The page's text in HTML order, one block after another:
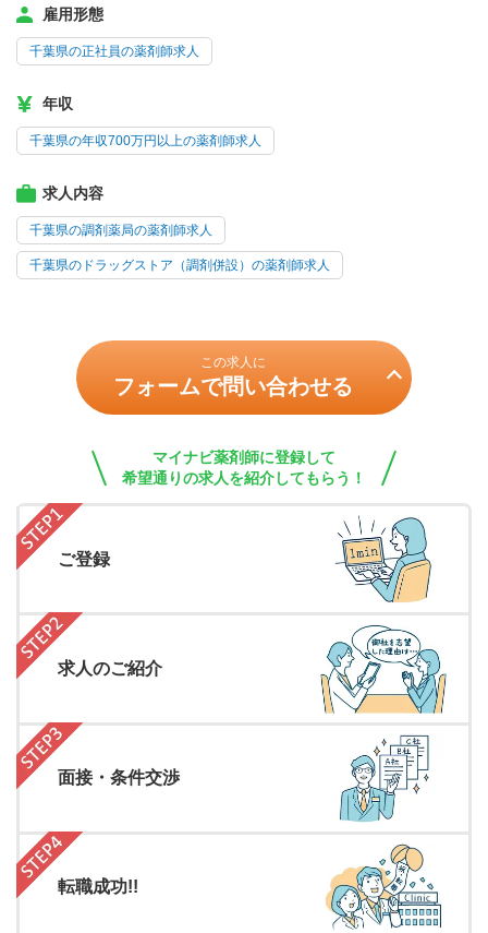
雇用形態
千葉県の正社員の薬剤師求人
年収
千葉県の年収700万円以上の薬剤師求人
求人内容
千葉県の調剤薬局の薬剤師求人
千葉県のドラッグストア（調剤併設）の薬剤師求人
この求人に
フォームで問い合わせる
マイナビ薬剤師に登録して
希望通りの求人を紹介してもらう！
ご登録
求人のご紹介
面接・条件交渉
転職成功!!